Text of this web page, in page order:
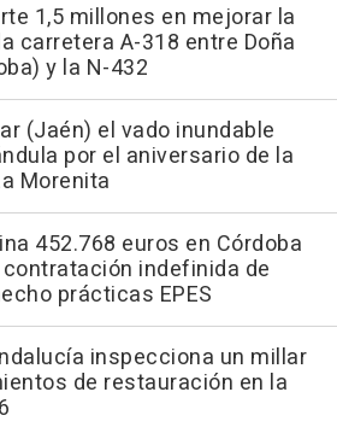
1,5 millones en mejorar la
carretera A-318 entre Doña
y la N-432
(Jaén) el vado inundable
por el aniversario de la
Morenita
452.768 euros en Córdoba
indefinida de
prácticas EPES
inspecciona un millar
de restauración en la